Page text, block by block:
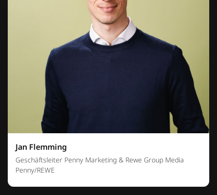
Jan Flemming
Geschäftsleiter Penny Marketing & Rewe Group Media
Penny/REWE